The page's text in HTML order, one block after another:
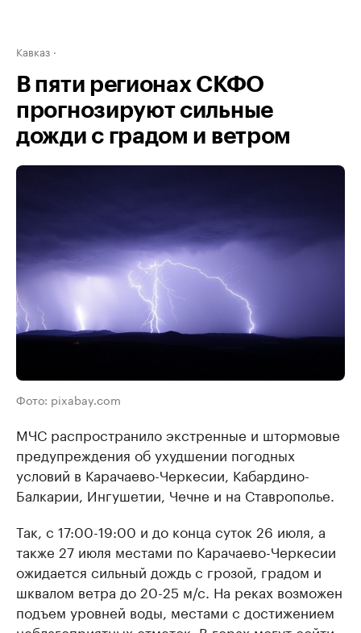
Кавказ
В пяти регионах СКФО
прогнозируют сильные
дожди с градом и ветром
Фото: pixabay.com
МЧС распространило экстренные и штормовые
предупреждения об ухудшении погодных
условий в Карачаево-Черкесии, Кабардино-
Балкарии, Ингушетии, Чечне и на Ставрополье.
Так, с 17:00-19:00 и до конца суток 26 июля, а
также 27 июля местами по Карачаево-Черкесии
ожидается сильный дождь с грозой, градом и
шквалом ветра до 20-25 м/с. На реках возможен
подъем уровней воды, местами с достижением